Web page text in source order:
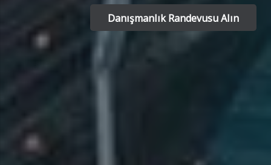
Danışmanlık Randevusu Alın